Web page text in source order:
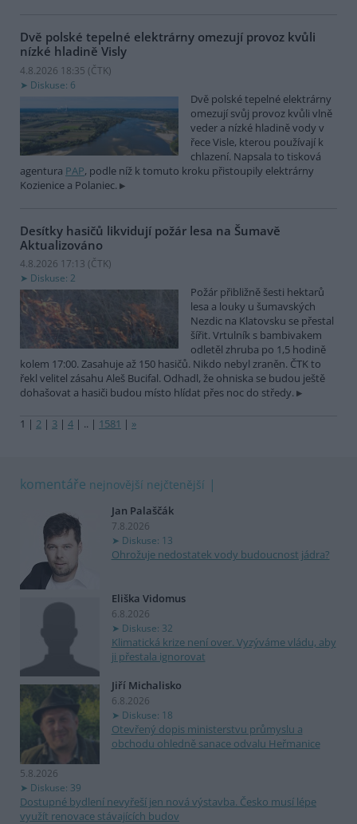
Dvě polské tepelné elektrárny omezují provoz kvůli
nízké hladině Visly
4.8.2026 18:35 (ČTK)
Diskuse: 6
Dvě polské tepelné elektrárny
omezují svůj provoz kvůli vlně
veder a nízké hladině vody v
řece Visle, kterou používají k
chlazení. Napsala to tisková
agentura PAP, podle níž k tomuto kroku přistoupily elektrárny
Kozienice a Polaniec.
Desítky hasičů likvidují požár lesa na Šumavě
Aktualizováno
4.8.2026 17:13 (ČTK)
Diskuse: 2
Požár přibližně šesti hektarů
lesa a louky u šumavských
Nezdic na Klatovsku se přestal
šířit. Vrtulník s bambivakem
odletěl zhruba po 1,5 hodině
kolem 17:00. Zasahuje až 150 hasičů. Nikdo nebyl zraněn. ČTK to
řekl velitel zásahu Aleš Bucifal. Odhadl, že ohniska se budou ještě
dohašovat a hasiči budou místo hlídat přes noc do středy.
1 | 2 | 3 | 4 | .. | 1581 | »
komentáře nejnovější nejčtenější
Jan Palaščák
7.8.2026
Diskuse: 13
Ohrožuje nedostatek vody budoucnost jádra?
Eliška Vidomus
6.8.2026
Diskuse: 32
Klimatická krize není over. Vyzýváme vládu, aby
ji přestala ignorovat
Jiří Michalisko
6.8.2026
Diskuse: 18
Otevřený dopis ministerstvu průmyslu a
obchodu ohledně sanace odvalu Heřmanice
5.8.2026
Diskuse: 39
Dostupné bydlení nevyřeší jen nová výstavba. Česko musí lépe
využít renovace stávajících budov